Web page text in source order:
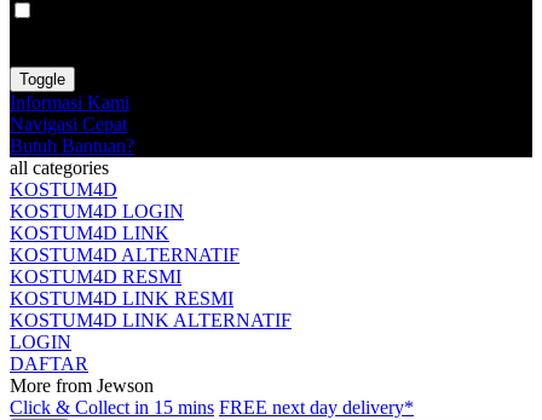
Toggle
Informasi Kami
Navigasi Cepat
Butuh Bantuan?
all categories
KOSTUM4D
KOSTUM4D LOGIN
KOSTUM4D LINK
KOSTUM4D ALTERNATIF
KOSTUM4D RESMI
KOSTUM4D LINK RESMI
KOSTUM4D LINK ALTERNATIF
LOGIN
DAFTAR
More from Jewson
Click & Collect in 15 mins FREE next day delivery*